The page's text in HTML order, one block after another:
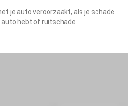
je auto veroorzaakt, als je schade
auto hebt of ruitschade